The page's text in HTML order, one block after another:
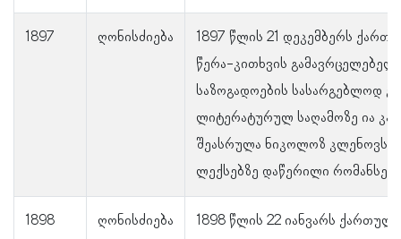
1897 ღონისძიება
1897 წლის 21 დეკემბერს
წერა-კითხვის
საზოგადოების სასარგებლოდ
ლიტერატურულ საღამოზე ია
შეასრულა ნიკოლოზ
ლექსებზე დაწერილი
1898 ღონისძიება
1898 წლის 22 იანვარს ქართულ